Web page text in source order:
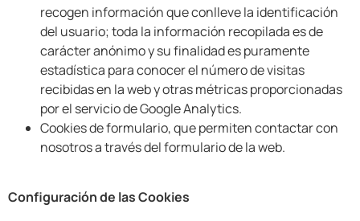
recogen información que conlleve la identificación
del usuario; toda la información recopilada es de
carácter anónimo y su finalidad es puramente
estadística para conocer el número de visitas
recibidas en la web y otras métricas proporcionadas
por el servicio de Google Analytics.
Cookies de formulario, que permiten contactar con
nosotros a través del formulario de la web.
Configuración de las Cookies